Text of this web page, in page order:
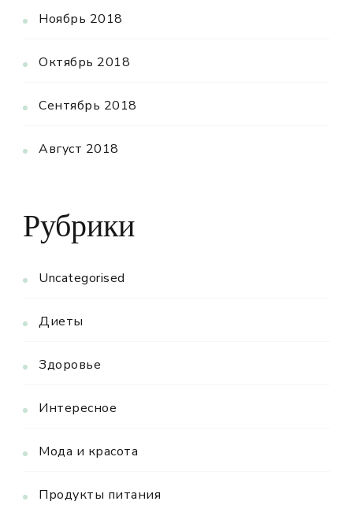
Ноябрь 2018
Октябрь 2018
Сентябрь 2018
Август 2018
Рубрики
Uncategorised
Диеты
Здоровье
Интересное
Мода и красота
Продукты питания